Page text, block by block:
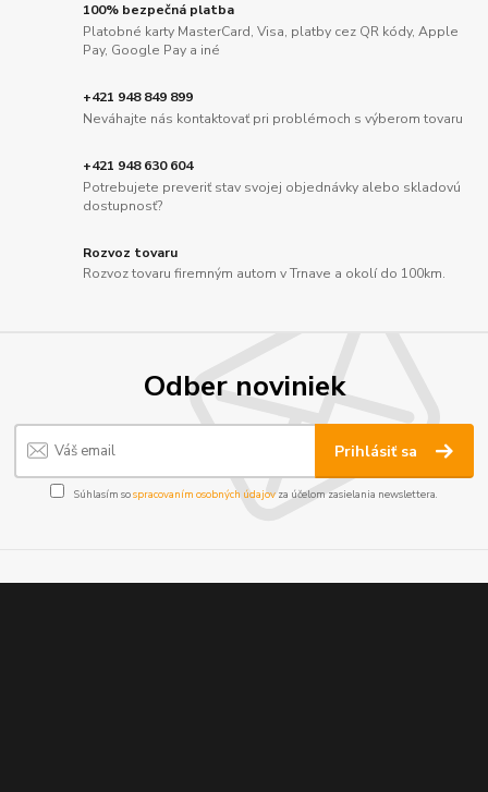
100% bezpečná platba
Platobné karty MasterCard, Visa, platby cez QR kódy, Apple
Pay, Google Pay a iné
+421 948 849 899
Neváhajte nás kontaktovať pri problémoch s výberom tovaru
+421 948 630 604
Potrebujete preveriť stav svojej objednávky alebo skladovú
dostupnosť?
Rozvoz tovaru
Rozvoz tovaru firemným autom v Trnave a okolí do 100km.
Odber noviniek
Prihlásiť sa
Súhlasím sospracovaním osobných údajov za účelom zasielania newslettera.